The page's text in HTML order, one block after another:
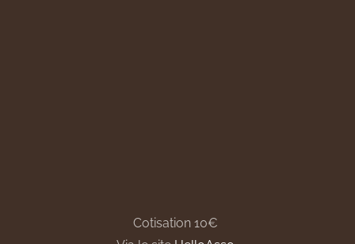
Cotisation 10€